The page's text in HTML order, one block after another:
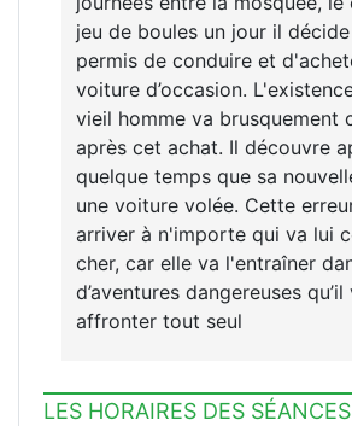
jeu de boules un jour il décide
permis de conduire et
voiture d’occasion.
vieil homme va brusquement
après cet achat. Il découvre
quelque temps que sa
une voiture volée. Cette
arriver à n'importe qui va lui
cher, car elle va l'entraîner
d’aventures dangereuses
affronter tout seul
LES HORAIRES DES